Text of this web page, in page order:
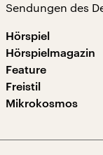
Sendungen des
Hörspiel
Hörspielmagazin
Feature
Freistil
Mikrokosmos